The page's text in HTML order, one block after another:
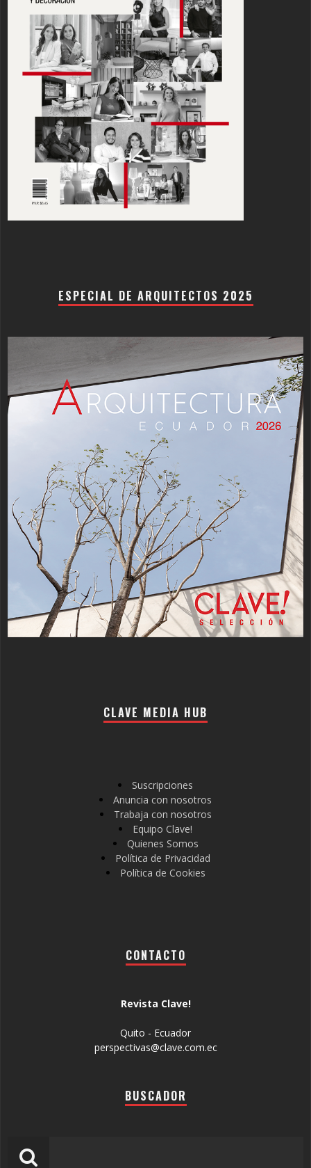
ESPECIAL DE ARQUITECTOS 2025
CLAVE MEDIA HUB
Suscripciones
Anuncia con nosotros
Trabaja con nosotros
Equipo Clave!
Quienes Somos
Política de Privacidad
Política de Cookies
CONTACTO
Revista Clave!
Quito - Ecuador
perspectivas@clave.com.ec
BUSCADOR